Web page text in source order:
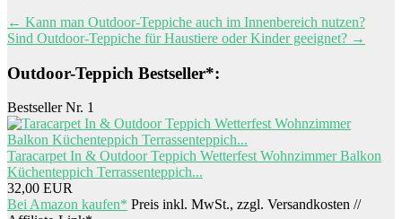
Beitragsnavigation
← Kann man Outdoor-Teppiche auch im Innenbereich nutzen?
Sind Outdoor-Teppiche für Haustiere oder Kinder geeignet? →
Outdoor-Teppich Bestseller*:
Bestseller Nr. 1
Taracarpet In & Outdoor Teppich Wetterfest Wohnzimmer Balkon
Küchenteppich Terrassenteppich...
32,00 EUR
Bei Amazon kaufen* Preis inkl. MwSt., zzgl. Versandkosten //